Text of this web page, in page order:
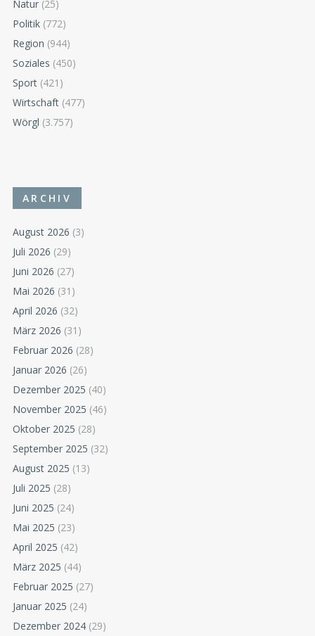
Natur (25)
Politik (772)
Region (944)
Soziales (450)
Sport (421)
Wirtschaft (477)
Wörgl (3.757)
ARCHIV
August 2026 (3)
Juli 2026 (29)
Juni 2026 (27)
Mai 2026 (31)
April 2026 (32)
März 2026 (31)
Februar 2026 (28)
Januar 2026 (26)
Dezember 2025 (40)
November 2025 (46)
Oktober 2025 (28)
September 2025 (32)
August 2025 (13)
Juli 2025 (28)
Juni 2025 (24)
Mai 2025 (23)
April 2025 (42)
März 2025 (44)
Februar 2025 (27)
Januar 2025 (24)
Dezember 2024 (29)